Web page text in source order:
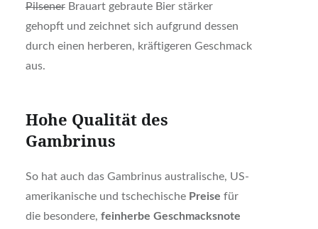
PilsenerBrauart gebraute Bier stärker
gehopft und zeichnet sich aufgrund dessen
durch einen herberen, kräftigeren Geschmack
aus.
Hohe Qualität des
Gambrinus
So hat auch das Gambrinus australische, US-
amerikanische und tschechische Preise für
die besondere, feinherbe Geschmacksnote